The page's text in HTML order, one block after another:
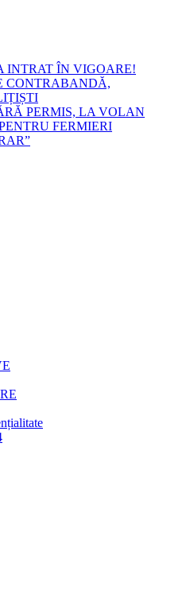
INTRAT ÎN VIGOARE!
CONTRABANDĂ,
PERMIS, LA VOLAN
FERMIERI